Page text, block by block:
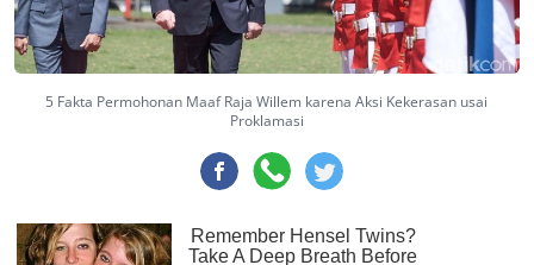
5 Fakta Permohonan Maaf Raja Willem karena Aksi Kekerasan usai
Proklamasi